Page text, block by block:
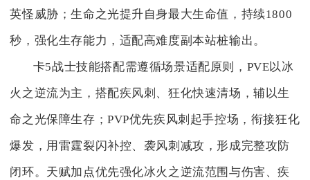
英怪威胁；生命之光提升自身最大生命值，持续1800
秒，强化生存能力，适配高难度副本站桩输出。
卡5战士技能搭配需遵循场景适配原则，PVE以冰
火之逆流为主，搭配疾风刺、狂化快速清场，辅以生
命之光保障生存；PVP优先疾风刺起手控场，衔接狂化
爆发，用雷霆裂闪补控、袭风刺减攻，形成完整攻防
闭环。天赋加点优先强化冰火之逆流范围与伤害、疾